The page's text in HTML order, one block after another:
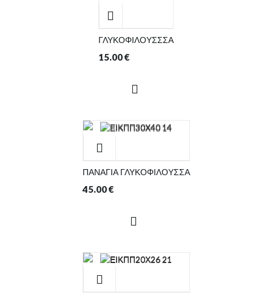
ΓΛΥΚΟΦΙΛΟΥΣΣΣΑ
15.00€
ΠΑΝΑΓΙΑ ΓΛΥΚΟΦΙΛΟΥΣΣΑ
45.00€